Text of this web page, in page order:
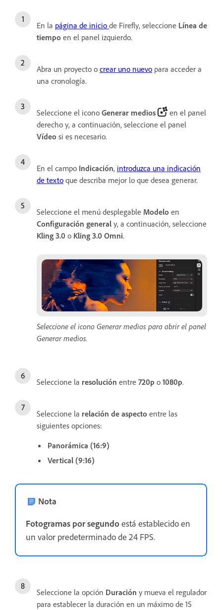
En la página de inicio de Firefly, seleccione Línea de
tiempo en el panel izquierdo.
Abra un proyecto o crear uno nuevo para acceder a
una cronología.
Seleccione el icono Generar medios
en el panel
derecho y, a continuación, seleccione el panel
Vídeo si es necesario.
En el campo Indicación, introduzca una indicación
de texto que describa mejor lo que desea generar.
Seleccione el menú desplegable Modelo en
Configuración general y, a continuación, seleccione
Kling 3.0 o Kling 3.0 Omni.
Seleccione el icono Generar medios para abrir el panel
Generar medios.
Seleccione la resolución entre 720p o 1080p.
Seleccione la relación de aspecto entre las
siguientes opciones:
Panorámica (16:9)
Vertical (9:16)
Nota
Fotogramas por segundoestá establecido en
un valor predeterminado de 24 FPS.
Seleccione la opción Duración y mueva el regulador
para establecer la duración en un máximo de 15